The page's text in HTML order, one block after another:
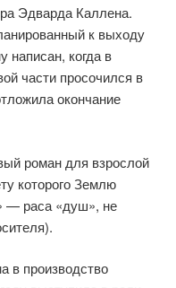
Эдварда Каллена.
к выходу
написан, когда в
части просочился в
окончание
роман для взрослой
которого Землю
— раса «душ», не
в производство